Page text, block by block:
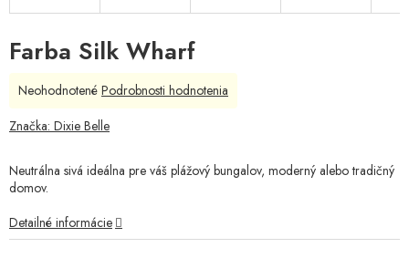
Farba Silk Wharf
Neutrálna sivá ideálna pre váš plážový bungalov, moderný alebo tradičný
domov.
Detailné informácie
Priemerné
produktu
z
5
Neohodnotené Podrobnosti hodnotenia
Značka: Dixie Belle